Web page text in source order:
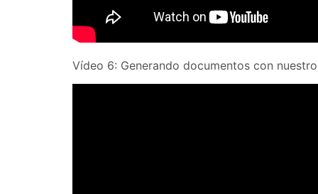
Vídeo 6: Generando documentos con nuestro